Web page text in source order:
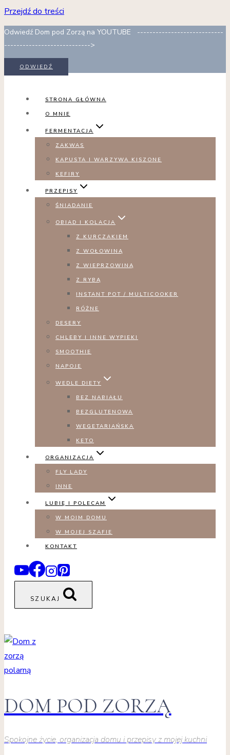
Przejdź do treści
Odwiedź Dom pod Zorzą na YOUTUBE ----------------------------
---------------------------->
ODWIEDŹ
STRONA GŁÓWNA
O MNIE
FERMENTACJA
ZAKWAS
KAPUSTA I WARZYWA KISZONE
KEFIRY
PRZEPISY
ŚNIADANIE
OBIAD I KOLACJA
Z KURCZAKIEM
Z WOŁOWINĄ
Z WIEPRZOWINĄ
Z RYBĄ
INSTANT POT / MULTICOOKER
RÓŻNE
DESERY
CHLEBY I INNE WYPIEKI
SMOOTHIE
NAPOJE
WEDLE DIETY
BEZ NABIAŁU
BEZGLUTENOWA
WEGETARIAŃSKA
KETO
ORGANIZACJA
FLY LADY
INNE
LUBIĘ I POLECAM
W MOIM DOMU
W MOJEJ SZAFIE
KONTAKT
SZUKAJ
DOM POD ZORZĄ
Spokojne życie, organizacja domu i przepisy z mojej kuchni